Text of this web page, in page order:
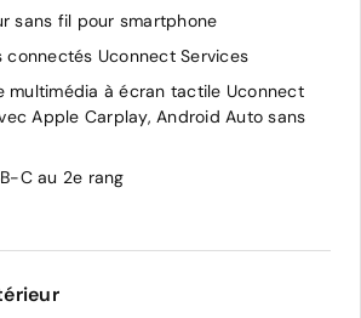
sans fil pour smartphone
connectés Uconnect Services
multimédia à écran tactile Uconnect
Apple Carplay, Android Auto sans
C au 2e rang